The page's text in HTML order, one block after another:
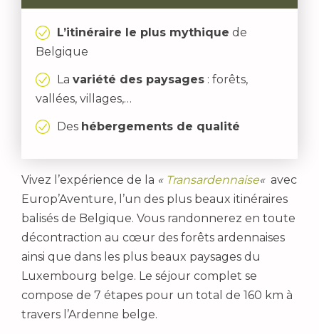
Vivez l’expérience de la « Transardennaise« avec
Europ’Aventure, l’un des plus beaux itinéraires
balisés de Belgique. Vous randonnerez en toute
décontraction au cœur des forêts ardennaises
ainsi que dans les plus beaux paysages du
Luxembourg belge. Le séjour complet se
compose de 7 étapes pour un total de 160 km à
travers l’Ardenne belge.
L’itinéraire le plus mythique de
Belgique
La variété des paysages : forêts,
vallées, villages,…
Des hébergements de qualité